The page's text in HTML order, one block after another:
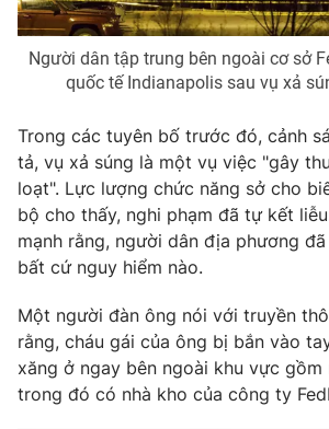
Photo
VTV Money VTV Thể
VTV Sức khoẻ Bất động
Thị trường 24h Tấm
VTV4 Vươn
Người dân tập trung bên ngoài cơ sở
quốc tế Indianapolis sau vụ xả
Trong các tuyên bố trước đó, cảnh
tả, vụ xả súng là một vụ việc "gây
loạt". Lực lượng chức năng sở cho
bộ cho thấy, nghi phạm đã tự kết
mạnh rằng, người dân địa phương
bất cứ nguy hiểm nào.
Một người đàn ông nói với truyền
rằng, cháu gái của ông bị bắn vào
xăng ở ngay bên ngoài khu vực gồm
trong đó có nhà kho của công ty